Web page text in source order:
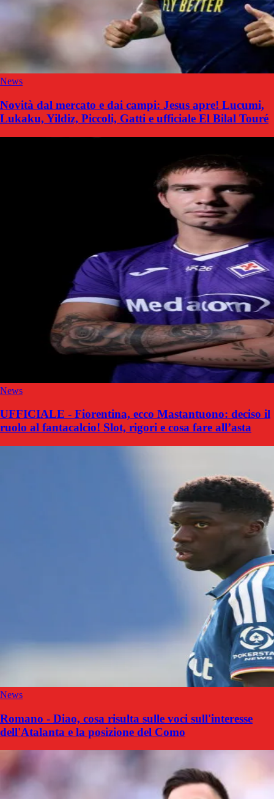
News
Novità dal mercato e dai campi: Jesus apre! Lucumi,
Lukaku, Yildiz, Piccoli, Gatti e ufficiale El Bilal Touré
News
UFFICIALE - Fiorentina, ecco Mastantuono: deciso il
ruolo al fantacalcio! Slot, rigori e cosa fare all’asta
News
Romano - Diao, cosa risulta sulle voci sull'interesse
dell'Atalanta e la posizione del Como